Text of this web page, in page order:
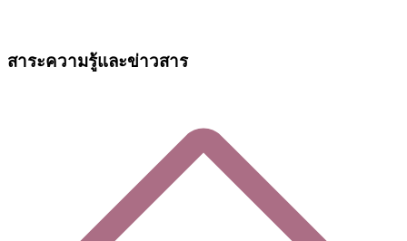
สาระความรู้และข่าวสาร